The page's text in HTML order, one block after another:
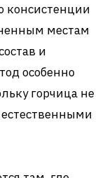
консистенции
местам
и
особенно
горчица не
естественными